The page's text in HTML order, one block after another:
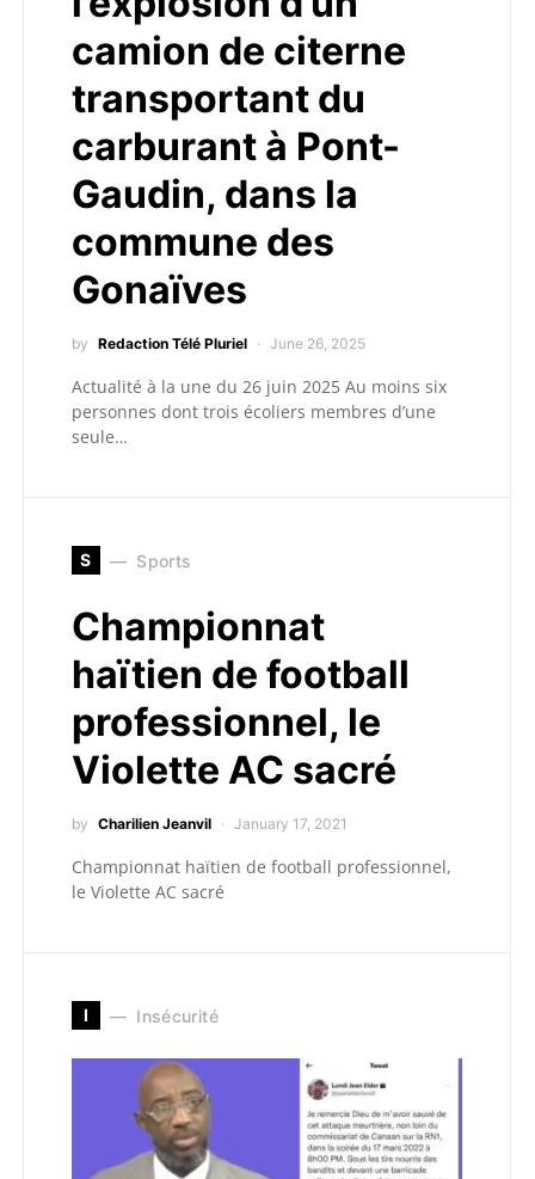
camion de citerne
transportant du
carburant à Pont-
Gaudin, dans la
commune des
Gonaïves
by Redaction Télé Pluriel June 26, 2025
Actualité à la une du 26 juin 2025 Au moins six
personnes dont trois écoliers membres d’une
seule…
S Sports
Championnat
haïtien de football
professionnel, le
Violette AC sacré
by Charilien Jeanvil January 17, 2021
Championnat haïtien de football professionnel,
le Violette AC sacré
I Insécurité